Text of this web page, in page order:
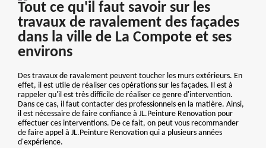
Tout ce qu'il faut savoir sur les
travaux de ravalement des façades
dans la ville de La Compote et ses
environs
Des travaux de ravalement peuvent toucher les murs extérieurs. En
effet, il est utile de réaliser ces opérations sur les façades. Il est à
rappeler qu'il est très difficile de réaliser ce genre d'intervention.
Dans ce cas, il faut contacter des professionnels en la matière. Ainsi,
il est nécessaire de faire confiance à JL.Peinture Renovation pour
effectuer ces interventions. De ce fait, on peut vous recommander
de faire appel à JL.Peinture Renovation qui a plusieurs années
d'expérience.